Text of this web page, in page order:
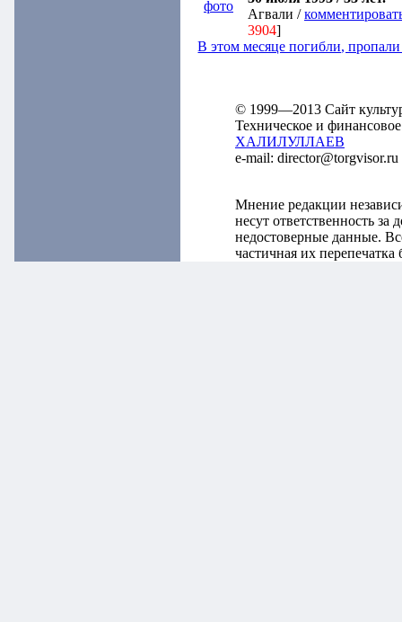
фото
Агвали /
3904]
В этом месяце погибли,
© 1999—2013 Сайт
Техническое и
ХАЛИЛУЛЛАЕВ
e-mail:
Мнение редакции
несут ответственность
недостоверные данные.
частичная их